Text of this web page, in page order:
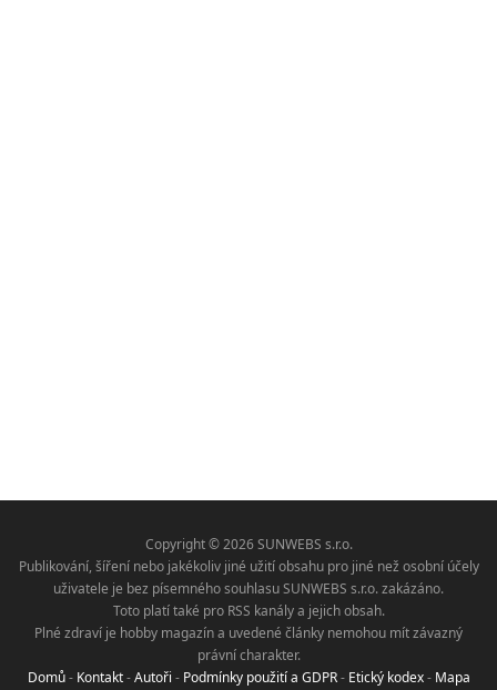
Copyright © 2026 SUNWEBS s.r.o.
Publikování, šíření nebo jakékoliv jiné užití obsahu pro jiné než osobní účely
uživatele je bez písemného souhlasu SUNWEBS s.r.o. zakázáno.
Toto platí také pro RSS kanály a jejich obsah.
Plné zdraví je hobby magazín a uvedené články nemohou mít závazný
právní charakter.
Domů- Kontakt-Autoři - Podmínky použití a GDPR- Etický kodex- Mapa